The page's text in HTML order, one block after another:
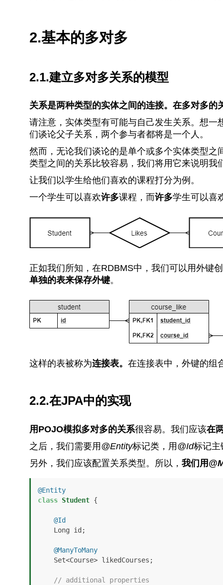
2.基本的多对多
2.1.建立多对多关系的模型
关系是两种类型的实体之间的连接。在多对多
请注意，实体类型有可能与自己发生关系。想
们谈论父子关系，两个参与者都将是一个人。
然而，无论我们谈论的是单个或多个实体类型
类型之间的关系比较容易，我们将用它来说明我
让我们以学生给他们喜欢的课程打分为例。
一个学生可以喜欢许多课程，而许多学生可以喜
正如我们所知，在RDBMS中，我们可以用外键
单独的表来保存外键。
这样的表被称为连接表。 在连接表中，外键的组
2.2.在JPA中的实现
用POJO模拟多对多的关系很容易。我们应该在
之后，我们需要用 @Entity标记类，用 @Id标记主
另外，我们应该配置关系类型。所以， 我们用
@Entity
class Student {
@Id
@ManyToMany
// additional properties